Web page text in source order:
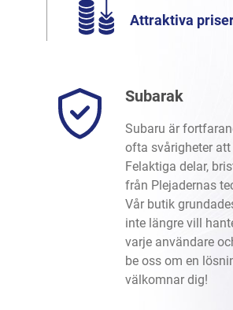
Attraktiva
Subarak
Subaru är
ofta svårigheter
Felaktiga delar,
från Plejadernas
Vår butik
inte längre vill
varje användare
be oss om en
välkomnar dig!